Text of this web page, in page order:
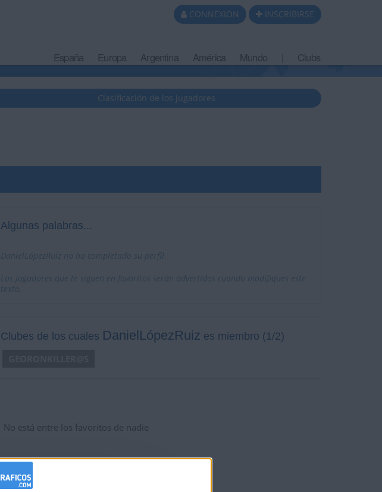
CONNEXION INSCRIBIRSE
España Europa Argentina América Mundo Clubs
Clasificación de los jugadores
Algunas palabras...
DanielLópezRuiz no ha completado su perfil.
Los jugadores que te siguen en favoritos serán advertidos cuando modifiques este
texto.
Clubes de los cuales DanielLópezRuiz es miembro (1/2)
No está entre los favoritos de nadie